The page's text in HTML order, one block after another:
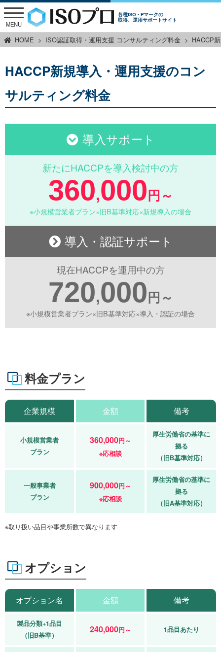
各種ISO・Pマークの
取得、運用サポートサイト
MENU
HOME ISO認証取得・運用支援 コンサルティング料金 HACCP
HACCP新規導入・運用支援のコン
サルティング料金
導入サポート
新たにHACCPを導入検討中の方
360,000 円～
※小規模営業者プラン×旧B基準対応×新規導入の場合
導入・認証サポート
現在HACCPを運用中の方
720,000 円～
※小規模営業者プラン×旧B基準対応×導入・認証の場合
料金プラン
企業規模 金額 備考
小規模営業者
プラン
360,000円～
※応相談
厚生労働省の基準に
拠る
（旧B基準対応）
一般事業者
プラン
900,000円～
※応相談
厚生労働省の基準に
拠る
（旧A基準対応）
※取り扱い品目や事業所数で異なります
オプション
オプション名 金額 備考
製品分類+1品目
（旧B基準）
240,000円～ 1品目あたり